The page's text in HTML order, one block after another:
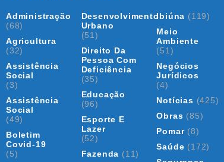
Administração
(68)
Agricultura
(32)
Assistência
Social
(3)
Assistência
Social
(49)
Boletim
Covid-19
(5)
Desenvolvimento
Urbano
(51)
Direito Da
Pessoa Com
Deficiência
(35)
Educação
(96)
Esporte E
Lazer
(52)
Fazenda (11)
Ibiúna (119)
Meio
Ambiente
(51)
Negócios
Jurídicos
(4)
Notícias (425)
Obras (85)
Pomar(8)
Saúde (172)